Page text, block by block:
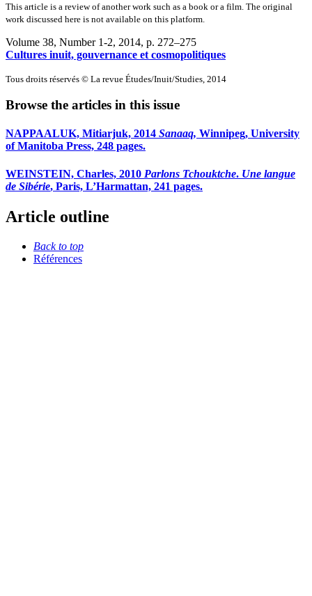
This article is a review of another work such as a book or a film. The original
work discussed here is not available on this platform.
Volume 38, Number 1-2, 2014, p. 272–275
Cultures inuit, gouvernance et cosmopolitiques
Tous droits réservés © La revue Études/Inuit/Studies, 2014
Browse the articles in this issue
NAPPAALUK, Mitiarjuk, 2014 Sanaaq, Winnipeg, University
of Manitoba Press, 248 pages.
WEINSTEIN, Charles, 2010 Parlons Tchouktche. Une langue
de Sibérie, Paris, L’Harmattan, 241 pages.
Article outline
Back to top
Références